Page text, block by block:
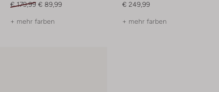
€ 179,99 € 89,99
+ mehr farben
€ 249,99
+ mehr farben